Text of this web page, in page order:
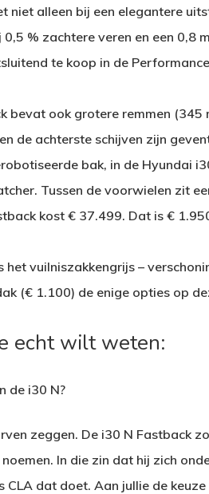
niet alleen bij een elegantere
% zachtere veren en een 0,8
te koop in de
bevat ook grotere remmen
de achterste schijven zijn
bak, in de Hyundai
Tussen de voorwielen zit
kost € 37.499. Dat is €
het vuilniszakkengrijs –
(€ 1.100) de enige opties op
echt wilt weten:
de i30 N?
zeggen. De i30 N Fastback
In die zin dat hij zich
CLA dat doet. Aan jullie de